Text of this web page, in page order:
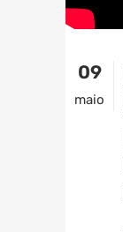
09
maio